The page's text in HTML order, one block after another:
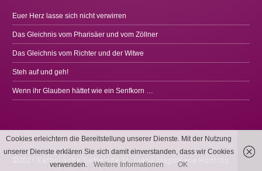
Euer Herz lasse sich nicht verwirren
Das Gleichnis vom Pharisäer und vom Zöllner
Das Gleichnis vom Richter und der Witwe
Steh auf und geh!
Wenn ihr Glauben hättet wie ein Senfkorn …
©2021 Katholische Gemeinde St. Maria Magdalena Höntrop
Cookies erleichtern die Bereitstellung unserer Dienste. Mit der Nutzung
unserer Dienste erklären Sie sich damit einverstanden, dass wir Cookies
verwenden.
Weitere Informationen OK